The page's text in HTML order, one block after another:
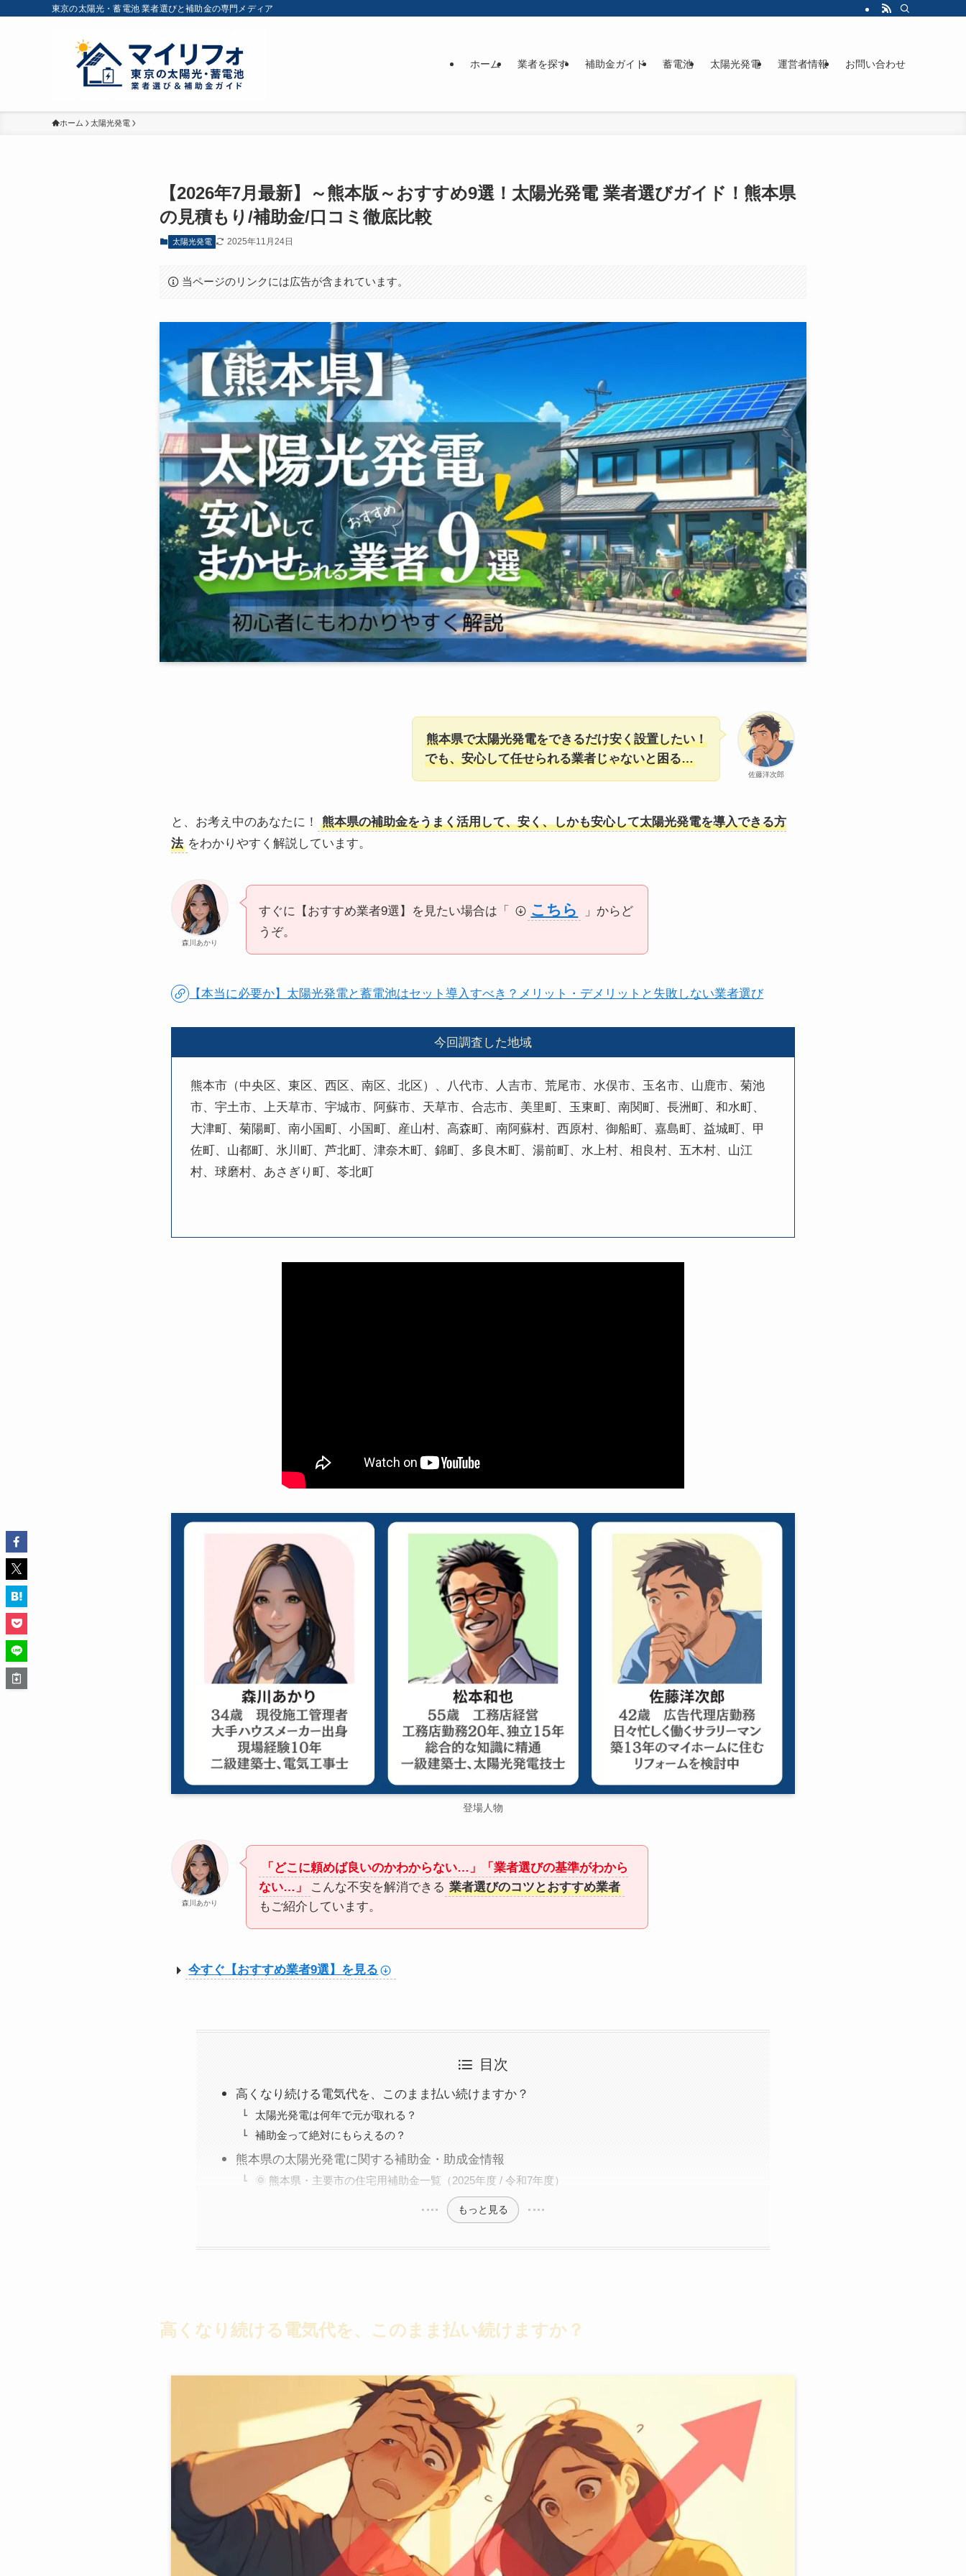
東京の太陽光・蓄電池 業者選びと補助金の専門メディア
ホーム 業者を探す 補助金ガイド 蓄電池 太陽光発電 運営者情報 お問い合わせ
ホーム 太陽光発電
【2026年7月最新】～熊本版～おすすめ9選！太陽光発電 業者選びガイド！熊本県
の見積もり/補助金/口コミ徹底比較
太陽光発電 2025年11月24日
当ページのリンクには広告が含まれています。
佐藤洋次郎
熊本県で太陽光発電をできるだけ安く設置したい！
でも、安心して任せられる業者じゃないと困る…
と、お考え中のあなたに！
熊本県の補助金をうまく活用して、安く、しかも安心して太陽光発電を導入できる方
法 をわかりやすく解説しています。
森川あかり
すぐに【おすすめ業者9選】を見たい場合は「 こちら
」からど
うぞ。
【本当に必要か】太陽光発電と蓄電池はセット導入すべき？メリット・デメリットと失敗しない業者選び
今回調査した地域
熊本市（中央区、東区、西区、南区、北区）、八代市、人吉市、荒尾市、水俣市、玉名市、山鹿市、菊池
市、宇土市、上天草市、宇城市、阿蘇市、天草市、合志市、美里町、玉東町、南関町、長洲町、和水町、
大津町、菊陽町、南小国町、小国町、産山村、高森町、南阿蘇村、西原村、御船町、嘉島町、益城町、甲
佐町、山都町、氷川町、芦北町、津奈木町、錦町、多良木町、湯前町、水上村、相良村、五木村、山江
村、球磨村、あさぎり町、苓北町
登場人物
森川あかり
「どこに頼めば良いのかわからない…」「業者選びの基準がわから
ない…」
こんな不安を解消できる 業者選びのコツとおすすめ業者
もご紹介しています。
今すぐ【おすすめ業者9選】を見る
目次
高くなり続ける電気代を、このまま払い続けますか？
太陽光発電は何年で元が取れる？
補助金って絶対にもらえるの？
熊本県の太陽光発電に関する補助金・助成金情報
🌞 熊本県・主要市の住宅用補助金一覧（2025年度 / 令和7年度）
もっと見る
高くなり続ける電気代を、このまま払い続けますか？